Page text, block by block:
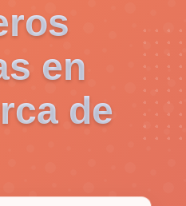
en
de